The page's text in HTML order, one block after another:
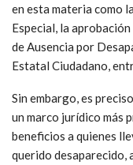
en esta materia como
Especial, la
de Ausencia por
Estatal Ciudadano,
Sin embargo, es
un marco jurídico más
beneficios a quienes
querido desaparecido,